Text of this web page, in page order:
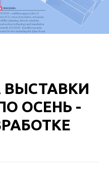
ОСЕНЬ -